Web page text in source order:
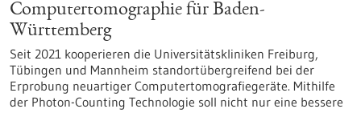
Computertomographie für Baden-
Württemberg
Seit 2021 kooperieren die Universitätskliniken Freiburg,
Tübingen und Mannheim standortübergreifend bei der
Erprobung neuartiger Computertomografiegeräte. Mithilfe
der Photon-Counting Technologie soll nicht nur eine bessere